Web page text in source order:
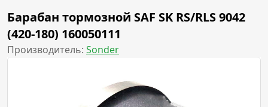
Барабан тормозной SAF SK RS/RLS 9042
(420-180) 160050111
Производитель: Sonder